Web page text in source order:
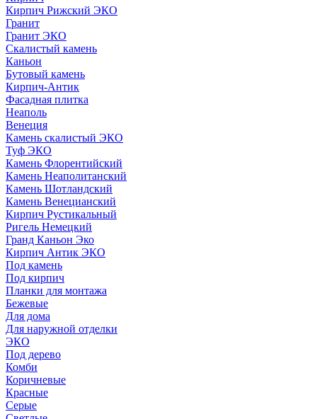
Кирпич Рижский ЭКО
Гранит
Гранит ЭКО
Скалистый камень
Каньон
Бутовый камень
Кирпич-Антик
Фасадная плитка
Неаполь
Венеция
Камень скалистый ЭКО
Туф ЭКО
Камень Флорентийский
Камень Неаполитанский
Камень Шотландский
Камень Венецианский
Кирпич Рустикальный
Ригель Немецкий
Гранд Каньон Эко
Кирпич Антик ЭКО
Под камень
Под кирпич
Планки для монтажа
Бежевые
Для дома
Для наружной отделки
ЭКO
Под дерево
Комби
Коричневые
Красные
Серые